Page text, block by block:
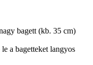
bagett (kb. 35 cm)
a bagetteket langyos